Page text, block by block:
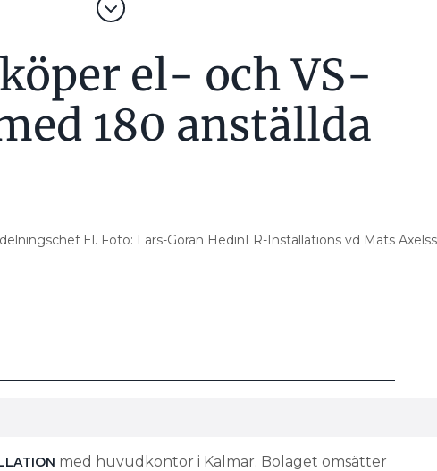
el- och VS-
180 anställda
El. Foto: Lars-Göran HedinLR-Installations vd Mats
med huvudkontor i Kalmar. Bolaget omsätter